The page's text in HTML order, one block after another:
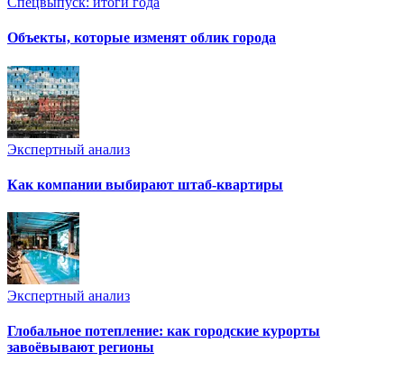
Объекты, которые изменят облик города
Экспертный анализ
Как компании выбирают штаб-квартиры
Экспертный анализ
Глобальное потепление: как городские курорты
завоёвывают регионы